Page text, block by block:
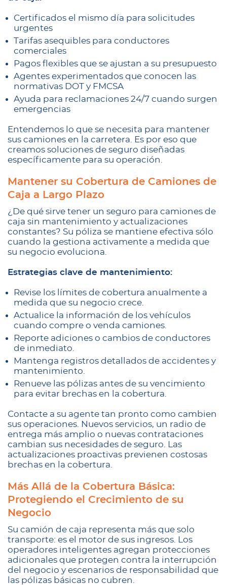
Certificados el mismo día para solicitudes
urgentes
Tarifas asequibles para conductores
comerciales
Pagos flexibles que se ajustan a su presupuesto
Agentes experimentados que conocen las
normativas DOT y FMCSA
Ayuda para reclamaciones 24/7 cuando surgen
emergencias
Entendemos lo que se necesita para mantener
sus camiones en la carretera. Es por eso que
creamos soluciones de seguro diseñadas
específicamente para su operación.
Mantener su Cobertura de Camiones de
Caja a Largo Plazo
¿De qué sirve tener un seguro para camiones de
caja sin mantenimiento y actualizaciones
constantes? Su póliza se mantiene efectiva sólo
cuando la gestiona activamente a medida que
su negocio evoluciona.
Estrategias clave de mantenimiento:
Revise los límites de cobertura anualmente a
medida que su negocio crece.
Actualice la información de los vehículos
cuando compre o venda camiones.
Reporte adiciones o cambios de conductores
de inmediato.
Mantenga registros detallados de accidentes y
mantenimiento.
Renueve las pólizas antes de su vencimiento
para evitar brechas en la cobertura.
Contacte a su agente tan pronto como cambien
sus operaciones. Nuevos servicios, un radio de
entrega más amplio o nuevas contrataciones
cambian sus necesidades de seguro. Las
actualizaciones proactivas previenen costosas
brechas en la cobertura.
Más Allá de la Cobertura Básica:
Protegiendo el Crecimiento de su
Negocio
Su camión de caja representa más que solo
transporte: es el motor de sus ingresos. Los
operadores inteligentes agregan protecciones
adicionales que protegen contra la interrupción
del negocio y escenarios de responsabilidad que
las pólizas básicas no cubren.